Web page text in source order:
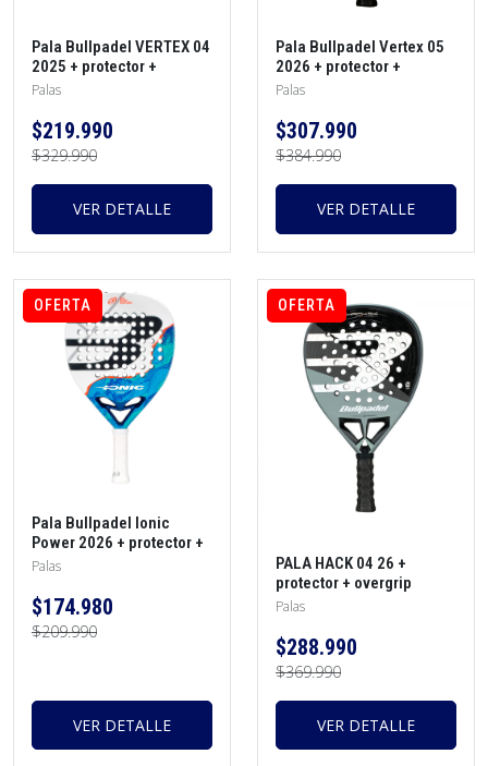
Pala Bullpadel VERTEX 04
2025 + protector +
overgrip
Palas
$219.990
$329.990
VER DETALLE
Pala Bullpadel Vertex 05
2026 + protector +
overgrip
Palas
$307.990
$384.990
VER DETALLE
OFERTA
Pala Bullpadel Ionic
Power 2026 + protector +
overgrip
Palas
$174.980
$209.990
VER DETALLE
OFERTA
PALA HACK 04 26 +
protector + overgrip
Palas
$288.990
$369.990
VER DETALLE